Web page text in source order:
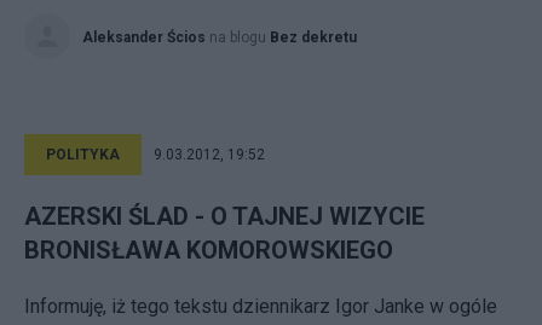
Aleksander Ścios na blogu Bez dekretu
POLITYKA 9.03.2012, 19:52
AZERSKI ŚLAD - O TAJNEJ WIZYCIE
BRONISŁAWA KOMOROWSKIEGO
Informuję, iż tego tekstu dziennikarz Igor Janke w ogóle